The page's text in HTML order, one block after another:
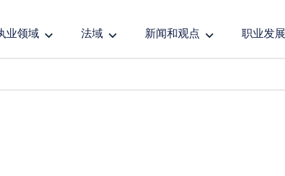
业领域 法域 新闻和观点 职业发展